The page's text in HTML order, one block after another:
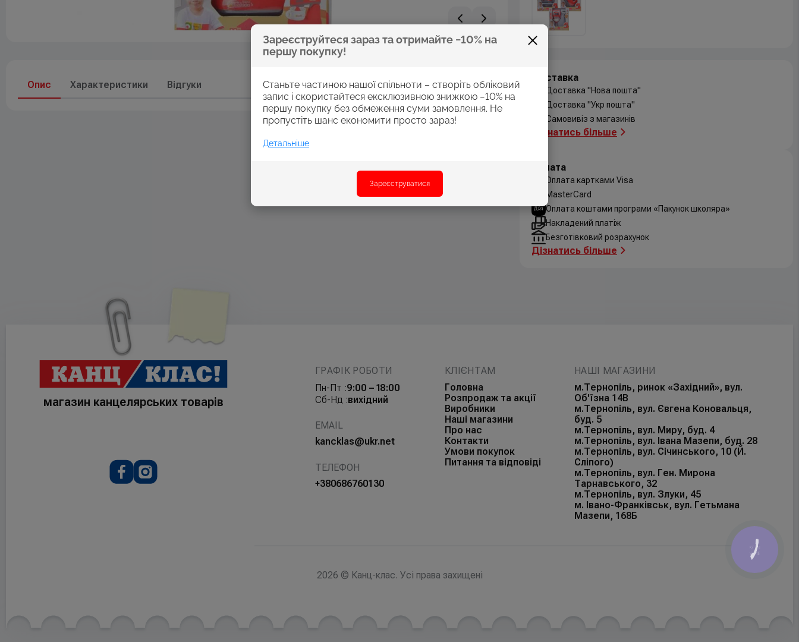
Зареєструйтеся зараз та отримайте −10% на
першу покупку!
Станьте частиною нашої спільноти – створіть обліковий
запис і скористайтеся ексклюзивною знижкою −10% на
першу покупку без обмеження суми замовлення. Не
пропустіть шанс економити просто зараз!
Детальніше
Зареєструватися
Опис Характеристики Відгуки
Доставка
Доставка "Нова пошта"
Доставка "Укр пошта"
Самовивіз з магазинів
Дізнатись більше
Оплата
Оплата картками Visa
MasterCard
Оплата коштами програми «Пакунок школяра»
Накладений платіж
Безготівковий розрахунок
Дізнатись більше
магазин канцелярських товарів
ГРАФІК РОБОТИ
Пн-Пт :9:00 – 18:00
Сб-Нд :вихідний
EMAIL
kancklas@ukr.net
ТЕЛЕФОН
+380686760130
КЛІЄНТАМ
Головна
Розпродаж та акції
Виробники
Наші магазини
Про нас
Контакти
Умови покупок
Питання та відповіді
НАШІ МАГАЗИНИ
м.Тернопіль, ринок «Західний», вул.
Об'їзна 14В
м.Тернопіль, вул. Євгена Коновальця,
буд. 5
м.Тернопіль, вул. Миру, буд. 4
м.Тернопіль, вул. Івана Мазепи, буд. 28
м.Тернопіль, вул. Січинського, 10 (Й.
Сліпого)
м.Тернопіль, вул. Ген. Мирона
Тарнавського, 32
м.Тернопіль, вул. Злуки, 45
м. Івано-Франківськ, вул. Гетьмана
Мазепи, 168Б
2026 © Канц-клас. Усі права захищені
КНОПКА
ЗВ'ЯЗКУ